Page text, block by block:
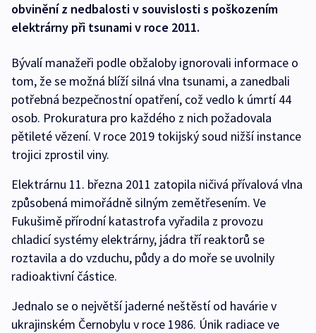
obvinění z nedbalosti v souvislosti s poškozením
elektrárny při tsunami v roce 2011.
Bývalí manažeři podle obžaloby ignorovali informace o
tom, že se možná blíží silná vlna tsunami, a zanedbali
potřebná bezpečnostní opatření, což vedlo k úmrtí 44
osob. Prokuratura pro každého z nich požadovala
pětileté vězení. V roce 2019 tokijský soud nižší instance
trojici zprostil viny.
Elektrárnu 11. března 2011 zatopila ničivá přívalová vlna
způsobená mimořádně silným zemětřesením. Ve
Fukušimě přírodní katastrofa vyřadila z provozu
chladicí systémy elektrárny, jádra tří reaktorů se
roztavila a do vzduchu, půdy a do moře se uvolnily
radioaktivní částice.
Jednalo se o největší jaderné neštěstí od havárie v
ukrajinském Černobylu v roce 1986. Únik radiace ve